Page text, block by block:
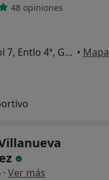
48 opiniones
Carrer de Sant Josep Oriol 7, Entlo 4ª, Gavà • Mapa
· Ver más